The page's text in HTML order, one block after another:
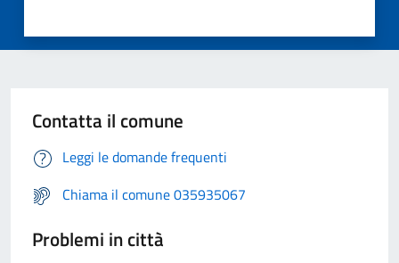
Contatta il comune
Leggi le domande frequenti
Chiama il comune 035935067
Problemi in città